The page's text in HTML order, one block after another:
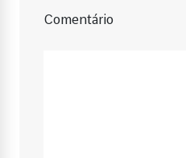
Comentário